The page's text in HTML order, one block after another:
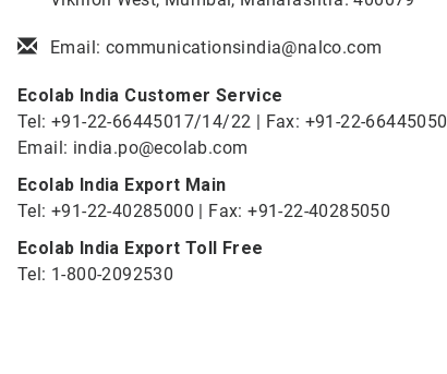
Email: communicationsindia@nalco.com
Ecolab India Customer Service
Tel: +91-22-66445017/14/22 | Fax: +91-22-66445050
Email: india.po@ecolab.com
Ecolab India Export Main
Tel: +91-22-40285000 | Fax: +91-22-40285050
Ecolab India Export Toll Free
Tel: 1-800-2092530